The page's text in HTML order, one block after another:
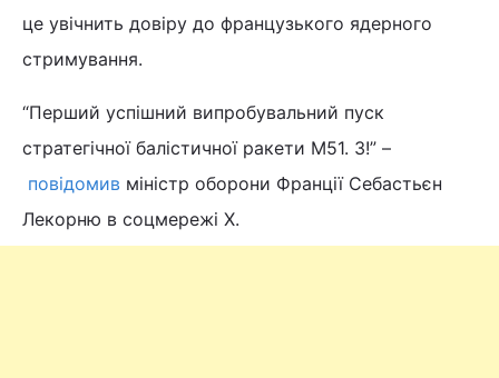
це увічнить довіру до французького ядерного
стримування.
“Перший успішний випробувальний пуск
стратегічної балістичної ракети М51. 3!” –
повідомив міністр оборони Франції Себастьєн
Лекорню в соцмережі Х.